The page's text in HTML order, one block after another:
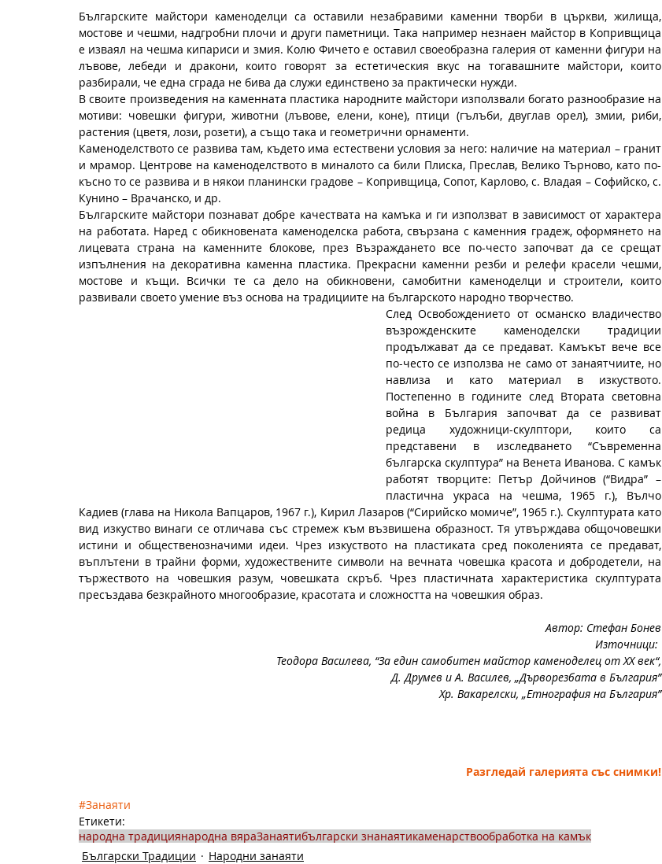
Българските майстори каменоделци са оставили незабравими каменни творби в църкви, жилища,
мостове и чешми, надгробни плочи и други паметници. Така например незнаен майстор в Копривщица
е изваял на чешма кипариси и змия. Колю Фичето е оставил своеобразна галерия от каменни фигури на
лъвове, лебеди и дракони, които говорят за естетическия вкус на тогавашните майстори, които
разбирали, че една сграда не бива да служи единствено за практически нужди.
В своите произведения на каменната пластика народните майстори използвали богато разнообразие на
мотиви: човешки фигури, животни (лъвове, елени, коне), птици (гълъби, двуглав орел), змии, риби,
растения (цветя, лози, розети), а също така и геометрични орнаменти.
Каменоделството се развива там, където има естествени условия за него: наличие на материал – гранит
и мрамор. Центрове на каменоделството в миналото са били Плиска, Преслав, Велико Търново, като по-
късно то се развива и в някои планински градове – Копривщица, Сопот, Карлово, с. Владая – Софийско, с.
Кунино – Врачанско, и др.
Българските майстори познават добре качествата на камъка и ги използват в зависимост от характера
на работата. Наред с обикновената каменоделска работа, свързана с каменния градеж, оформянето на
лицевата страна на каменните блокове, през Възраждането все по-често започват да се срещат
изпълнения на декоративна каменна пластика. Прекрасни каменни резби и релефи красели чешми,
мостове и къщи. Всички те са дело на обикновени, самобитни каменоделци и строители, които
развивали своето умение въз основа на традициите на българското народно творчество.
След Освобождението от османско владичество
възрожденските каменоделски традиции
продължават да се предават. Камъкът вече все
по-често се използва не само от занаятчиите, но
навлиза и като материал в изкуството.
Постепенно в годините след Втората световна
война в България започват да се развиват
редица художници-скулптори, които са
представени в изследването “Съвременна
българска скулптура” на Венета Иванова. С камък
работят творците: Петър Дойчинов (“Видра” –
пластична украса на чешма, 1965 г.), Вълчо
Кадиев (глава на Никола Вапцаров, 1967 г.), Кирил Лазаров (“Сирийско момиче”, 1965 г.). Скулптурата като
вид изкуство винаги се отличава със стремеж към възвишена образност. Тя утвърждава общочовешки
истини и общественозначими идeи. Чрез изкуството на пластиката сред поколенията се предават,
въплътени в трайни форми, художествените символи на вечната човешка красота и добродетели, на
тържеството на човешкия разум, човешката скръб. Чрез пластичната характеристика скулптурата
пресъздава безкрайното многообразие, красотата и сложността на човешкия образ.
Автор: Стефан Бонев
Източници:
Теодора Василева, “За един самобитен майстор каменоделец от XX век“,
Д. Друмев и А. Василев, „Дърворезбата в България”
Хр. Вакарелски, „Етнография на България”
Разгледай галерията със снимки!
#Занаяти
Етикети:
народна традициянародна вяраЗанаятибългарски знанаятикаменарствообработка на камък
Български Традиции
Народни занаяти